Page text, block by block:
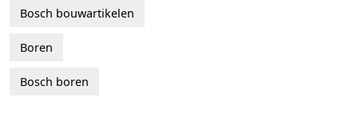
Bosch bouwartikelen
Boren
Bosch boren